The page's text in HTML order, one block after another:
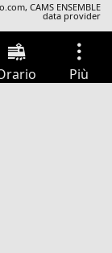
,CAMS ENSEMBLE
data provider
Più